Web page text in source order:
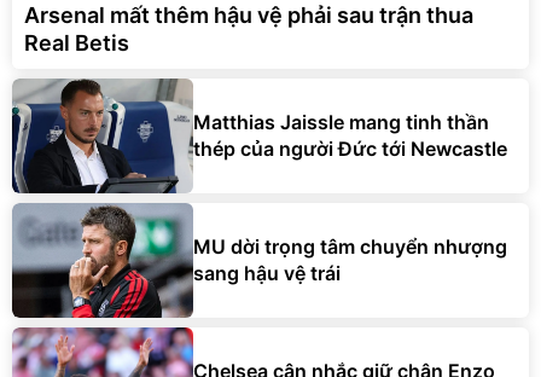
Arsenal mất thêm hậu vệ phải sau trận thua
Real Betis
Matthias Jaissle mang tinh thần
thép của người Đức tới Newcastle
MU dời trọng tâm chuyển nhượng
sang hậu vệ trái
Chelsea cân nhắc giữ chân Enzo